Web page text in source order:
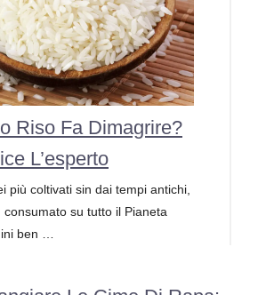
Riso Fa Dimagrire?
L’esperto
più coltivati sin dai tempi antichi,
su tutto il Pianeta
ben …